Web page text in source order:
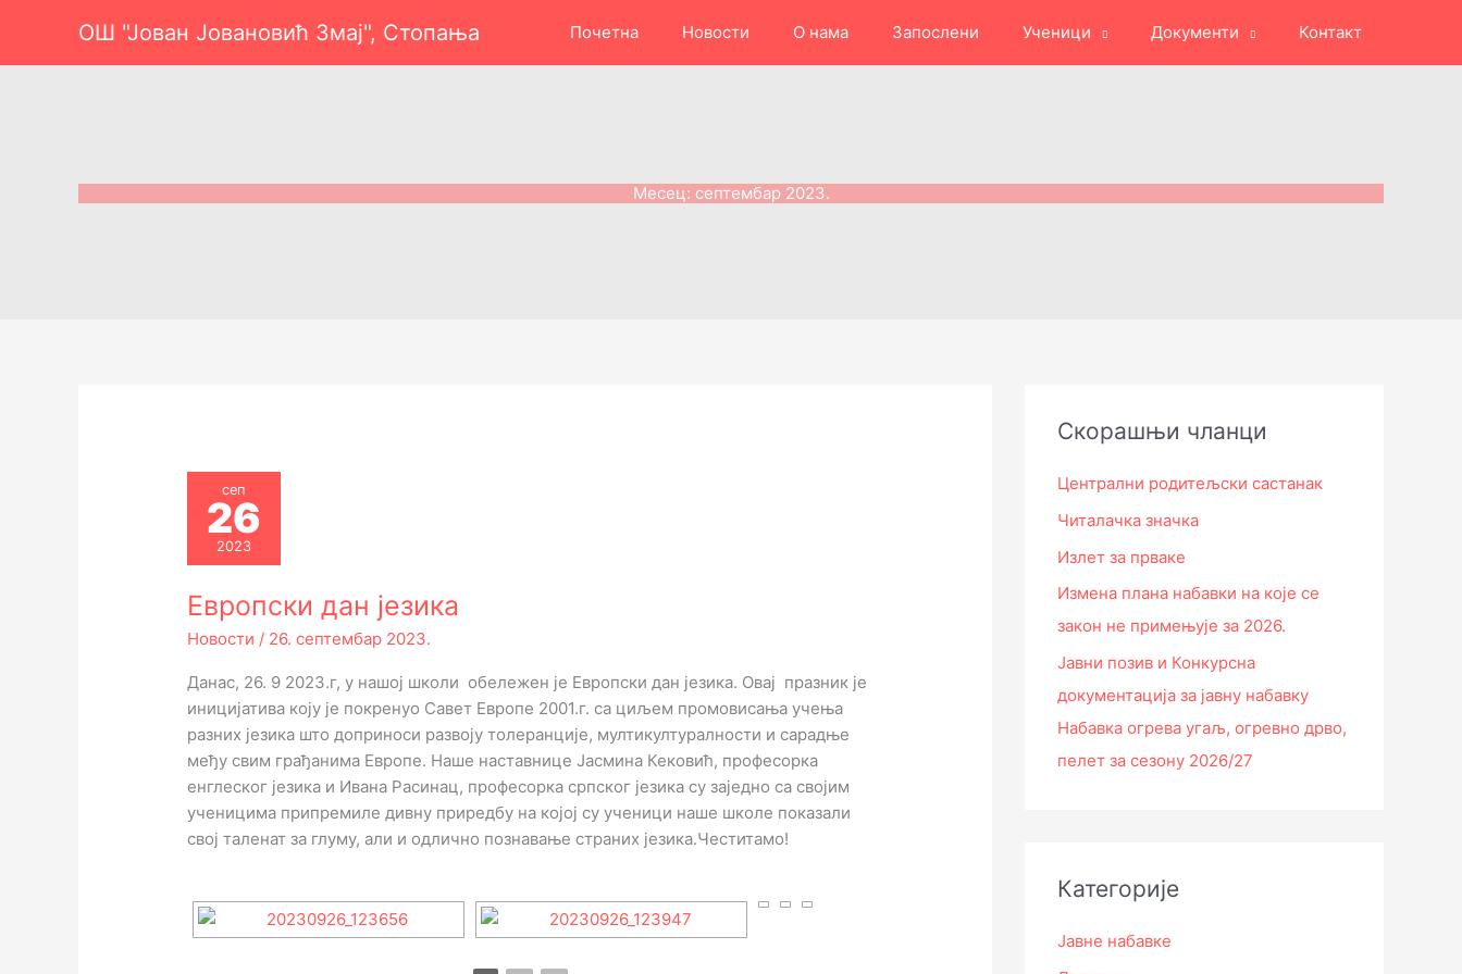
садржај
ОШ "Јован Јовановић Змај", Стопања Почетна Новости О нама Запослени Ученици Документи Контакт
Месец: септембар 2023.
сеп
26
2023
Европски дан језика
Новости / 26. септембар 2023.
Данас, 26. 9 2023.г, у нашој школи обележен је Европски дан језика. Овај празник је
иницијатива коју је покренуо Савет Европе 2001.г. са циљем промовисања учења
разних језика што доприноси развоју толеранције, мултикултуралности и сарадње
међу свим грађанима Европе. Наше наставнице Јасмина Кековић, професорка
енглеског језика и Ивана Расинац, професорка српског језика су заједно са својим
ученицима припремиле дивну приредбу на којој су ученици наше школе показали
свој таленат за глуму, али и одлично познавање страних језика.Честитамо!
Скорашњи чланци
Централни родитељски састанак
Читалачка значка
Излет за прваке
Измена плана набавки на које се
закон не примењује за 2026.
Јавни позив и Конкурсна
документација за јавну набавку
Набавка огрева угаљ, огревно дрво,
пелет за сезону 2026/27
Категорије
Јавне набавке